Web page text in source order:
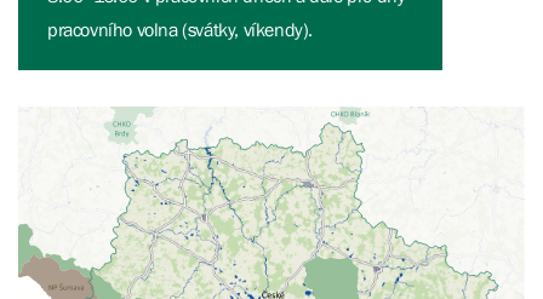
pracovního volna (svátky, víkendy).